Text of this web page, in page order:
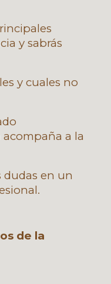
y sabrás
y cuales no
a la
dudas en un
de la